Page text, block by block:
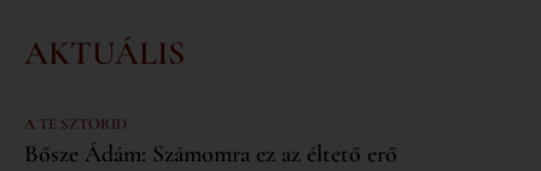
AKTUÁLIS
A TE SZTORID
Bősze Ádám: Számomra ez az éltető erő